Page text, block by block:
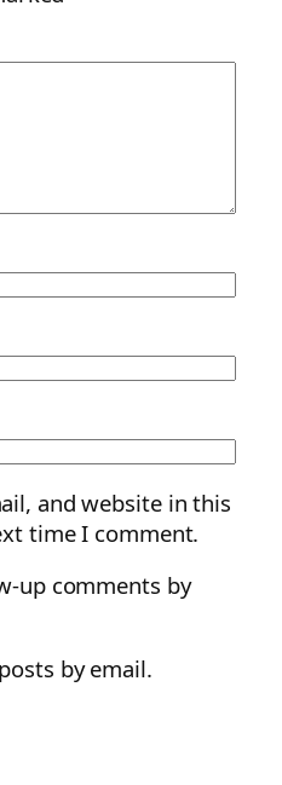
and website in this
time I comment.
up comments by
by email.